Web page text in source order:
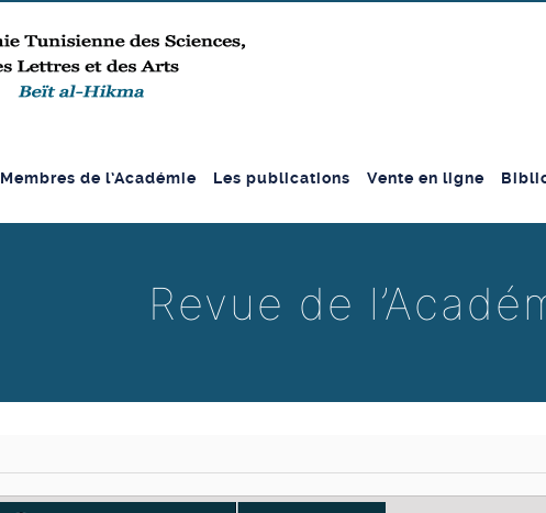
Membres de l’Académie Les publications Vente en ligne
Revue de